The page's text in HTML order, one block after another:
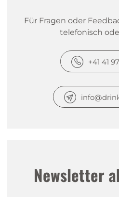
Für Fragen oder
telefonisch
+41 41
Newsletter